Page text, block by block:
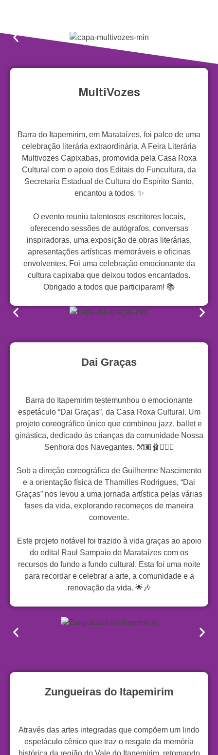
MultiVozes
Barra do Itapemirim, em Marataízes, foi palco de uma
celebração literária extraordinária. A Feira Literária
Multivozes Capixabas, promovida pela Casa Roxa
Cultural com o apoio dos Editais do Funcultura, da
Secretaria Estadual de Cultura do Espírito Santo,
encantou a todos. ✨
O evento reuniu talentosos escritores locais,
oferecendo sessões de autógrafos, conversas
inspiradoras, uma exposição de obras literárias,
apresentações artísticas memoráveis e oficinas
envolventes. Foi uma celebração emocionante da
cultura capixaba que deixou todos encantados.
Obrigado a todos que participaram! 📚
Dai Graças
Barra do Itapemirim testemunhou o emocionante
espetáculo “Dai Graças”, da Casa Roxa Cultural. Um
projeto coreográfico único que combinou jazz, ballet e
ginástica, dedicado às crianças da comunidade Nossa
Senhora dos Navegantes. 👐🏽🩰🤸🏻‍♀️
Sob a direção coreográfica de Guilherme Nascimento
e a orientação física de Thamilles Rodrigues, “Dai
Graças” nos levou a uma jornada artística pelas várias
fases da vida, explorando recomeços de maneira
comovente.
Este projeto notável foi trazido à vida graças ao apoio
do edital Raul Sampaio de Marataízes com os
recursos do fundo a fundo cultural. Esta foi uma noite
para recordar e celebrar a arte, a comunidade e a
renovação da vida. 🌟🎶
Zungueiras do Itapemirim
Através das artes integradas que compõem um lindo
espetáculo cênico que traz o resgate da memória